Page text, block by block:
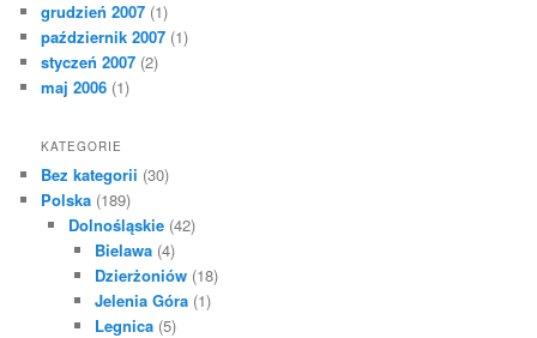
grudzień 2007 (1)
październik 2007 (1)
styczeń 2007 (2)
maj 2006 (1)
KATEGORIE
Bez kategorii (30)
Polska (189)
Dolnośląskie(42)
Bielawa (4)
Dzierżoniów (18)
Jelenia Góra (1)
Legnica (5)